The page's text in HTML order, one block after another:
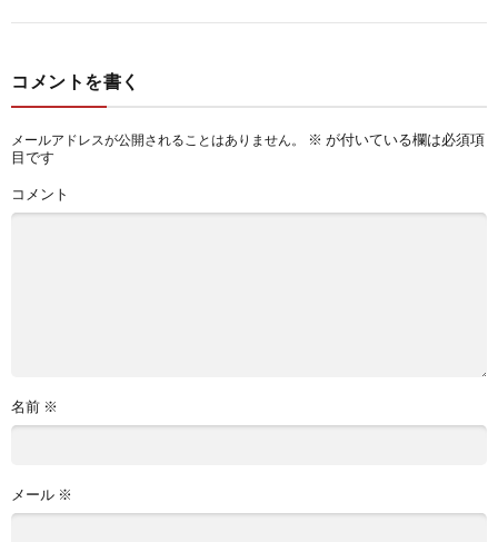
コメントを書く
メールアドレスが公開されることはありません。 ※ が付いている欄は必須項
目です
コメント
名前 ※
メール ※